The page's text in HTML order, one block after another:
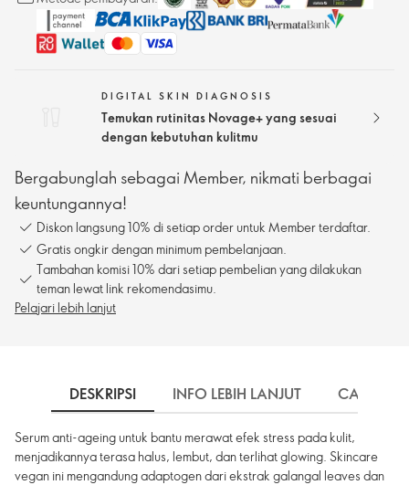
DIGITAL SKIN DIAGNOSIS
Temukan rutinitas Novage+ yang sesuai
dengan kebutuhan kulitmu
Bergabunglah sebagai Member, nikmati berbagai
keuntungannya!
Diskon langsung 10% di setiap order untuk Member terdaftar.
Gratis ongkir dengan minimum pembelanjaan.
Tambahan komisi 10% dari setiap pembelian yang dilakukan
teman lewat link rekomendasimu.
Pelajari lebih lanjut
DESKRIPSI INFO LEBIH LANJUT CARA
Serum anti-ageing untuk bantu merawat efek stress pada kulit,
menjadikannya terasa halus, lembut, dan terlihat glowing. Skincare
vegan ini mengandung adaptogen dari ekstrak galangal leaves dan